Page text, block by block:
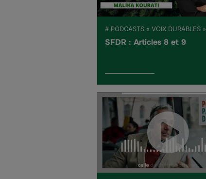
# PODCASTS « VOIX DURABLES »
SFDR : Articles 8 et 9